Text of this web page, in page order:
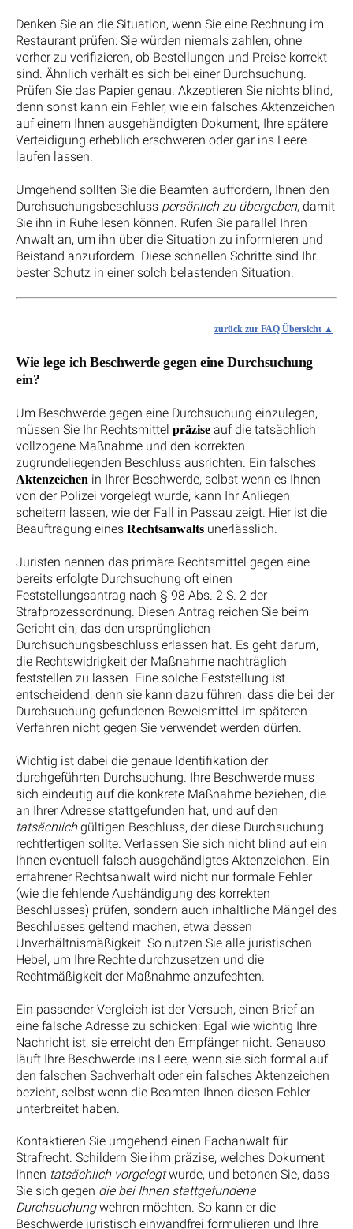
Denken Sie an die Situation, wenn Sie eine Rechnung im
Restaurant prüfen: Sie würden niemals zahlen, ohne
vorher zu verifizieren, ob Bestellungen und Preise korrekt
sind. Ähnlich verhält es sich bei einer Durchsuchung.
Prüfen Sie das Papier genau. Akzeptieren Sie nichts blind,
denn sonst kann ein Fehler, wie ein falsches Aktenzeichen
auf einem Ihnen ausgehändigten Dokument, Ihre spätere
Verteidigung erheblich erschweren oder gar ins Leere
laufen lassen.
Umgehend sollten Sie die Beamten auffordern, Ihnen den
Durchsuchungsbeschluss persönlich zu übergeben, damit
Sie ihn in Ruhe lesen können. Rufen Sie parallel Ihren
Anwalt an, um ihn über die Situation zu informieren und
Beistand anzufordern. Diese schnellen Schritte sind Ihr
bester Schutz in einer solch belastenden Situation.
zurück zur FAQ Übersicht
Wie lege ich Beschwerde gegen eine Durchsuchung
ein?
Um Beschwerde gegen eine Durchsuchung einzulegen,
müssen Sie Ihr Rechtsmittel präzise auf die tatsächlich
vollzogene Maßnahme und den korrekten
zugrundeliegenden Beschluss ausrichten. Ein falsches
Aktenzeichen in Ihrer Beschwerde, selbst wenn es Ihnen
von der Polizei vorgelegt wurde, kann Ihr Anliegen
scheitern lassen, wie der Fall in Passau zeigt. Hier ist die
Beauftragung eines Rechtsanwalts unerlässlich.
Juristen nennen das primäre Rechtsmittel gegen eine
bereits erfolgte Durchsuchung oft einen
Feststellungsantrag nach § 98 Abs. 2 S. 2 der
Strafprozessordnung. Diesen Antrag reichen Sie beim
Gericht ein, das den ursprünglichen
Durchsuchungsbeschluss erlassen hat. Es geht darum,
die Rechtswidrigkeit der Maßnahme nachträglich
feststellen zu lassen. Eine solche Feststellung ist
entscheidend, denn sie kann dazu führen, dass die bei der
Durchsuchung gefundenen Beweismittel im späteren
Verfahren nicht gegen Sie verwendet werden dürfen.
Wichtig ist dabei die genaue Identifikation der
durchgeführten Durchsuchung. Ihre Beschwerde muss
sich eindeutig auf die konkrete Maßnahme beziehen, die
an Ihrer Adresse stattgefunden hat, und auf den
tatsächlichgültigen Beschluss, der diese Durchsuchung
rechtfertigen sollte. Verlassen Sie sich nicht blind auf ein
Ihnen eventuell falsch ausgehändigtes Aktenzeichen. Ein
erfahrener Rechtsanwalt wird nicht nur formale Fehler
(wie die fehlende Aushändigung des korrekten
Beschlusses) prüfen, sondern auch inhaltliche Mängel des
Beschlusses geltend machen, etwa dessen
Unverhältnismäßigkeit. So nutzen Sie alle juristischen
Hebel, um Ihre Rechte durchzusetzen und die
Rechtmäßigkeit der Maßnahme anzufechten.
Ein passender Vergleich ist der Versuch, einen Brief an
eine falsche Adresse zu schicken: Egal wie wichtig Ihre
Nachricht ist, sie erreicht den Empfänger nicht. Genauso
läuft Ihre Beschwerde ins Leere, wenn sie sich formal auf
den falschen Sachverhalt oder ein falsches Aktenzeichen
bezieht, selbst wenn die Beamten Ihnen diesen Fehler
unterbreitet haben.
Kontaktieren Sie umgehend einen Fachanwalt für
Strafrecht. Schildern Sie ihm präzise, welches Dokument
Ihnen tatsächlich vorgelegtwurde, und betonen Sie, dass
Sie sich gegen die bei Ihnen stattgefundene
Durchsuchungwehren möchten. So kann er die
Beschwerde juristisch einwandfrei formulieren und Ihre